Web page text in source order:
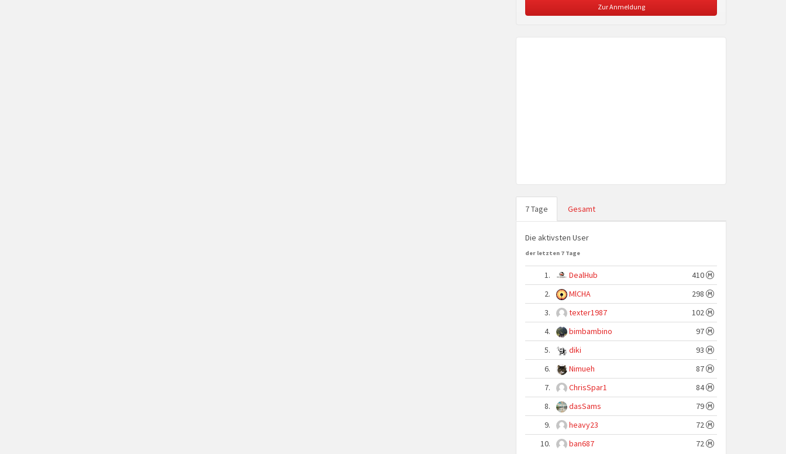
Zur Anmeldung
7 Tage Gesamt
Die aktivsten User
der letzten 7 Tage
1. DealHub
410
2.
MlCHA
298
3.
texter1987
102
4.
bimbambino
97
5.
diki
93
6.
Nimueh
87
7.
ChrisSpar1
84
8.
dasSams
79
9.
heavy23
72
10.
ban687 72